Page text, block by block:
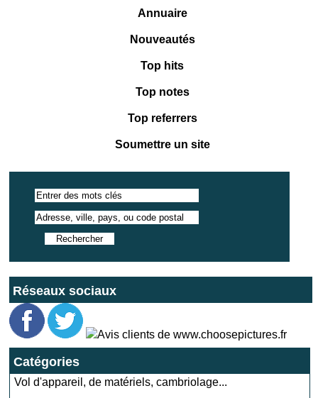
Annuaire
Nouveautés
Top hits
Top notes
Top referrers
Soumettre un site
Réseaux sociaux
Catégories
Vol d'appareil, de matériels, cambriolage...